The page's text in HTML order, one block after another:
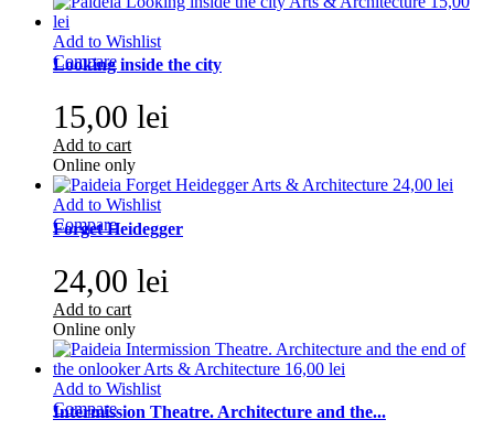
Add to Wishlist
Compare
Looking inside the city
15,00 lei
Add to cart
Online only
Add to Wishlist
Compare
Forget Heidegger
24,00 lei
Add to cart
Online only
Add to Wishlist
Compare
Intermission Theatre. Architecture and the...